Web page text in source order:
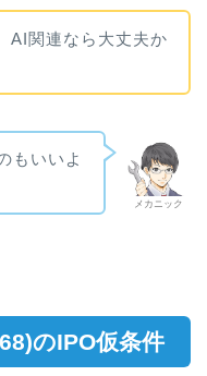
AI関連なら大丈夫か
メカニック
もいいよ
のIPO仮条件